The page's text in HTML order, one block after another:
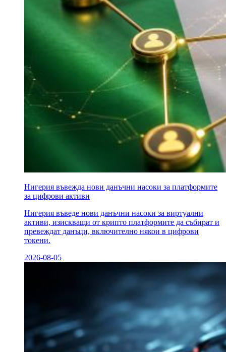
Нигерия въвежда нови данъчни насоки за платформите
за цифрови активи
Нигерия въведе нови данъчни насоки за виртуални
активи, изискващи от крипто платформите да събират и
превеждат данъци, включително някои в цифрови
токени.
2026-08-05